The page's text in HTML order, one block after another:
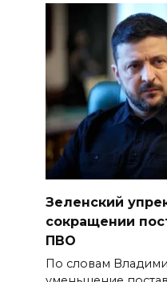
Зеленский
сокращении
ПВО
По словам